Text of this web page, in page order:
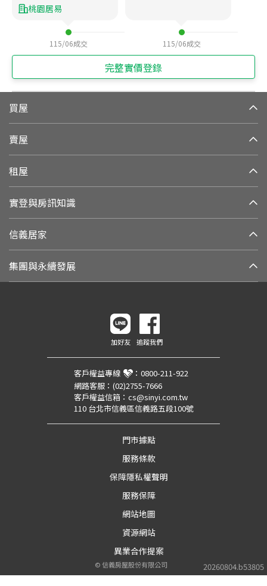
桃園居易
115/06成交 115/06成交
完整實價登錄
買屋
賣屋
租屋
實登與房訊知識
信義居家
集團與永續發展
20260804.b53805
加好友 追蹤我們
客戶權益專線 ： 0800-211-922
網路客服： (02)2755-7666
客戶權益信箱： cs@sinyi.com.tw
110 台北市信義區信義路五段100號
門市據點
服務條款
保障隱私權聲明
服務保障
網站地圖
資源網站
異業合作提案
©信義房屋股份有限公司